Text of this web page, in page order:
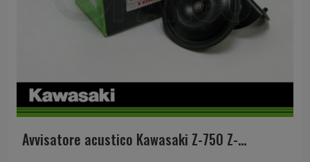
Avvisatore acustico Kawasaki Z-750 Z-...